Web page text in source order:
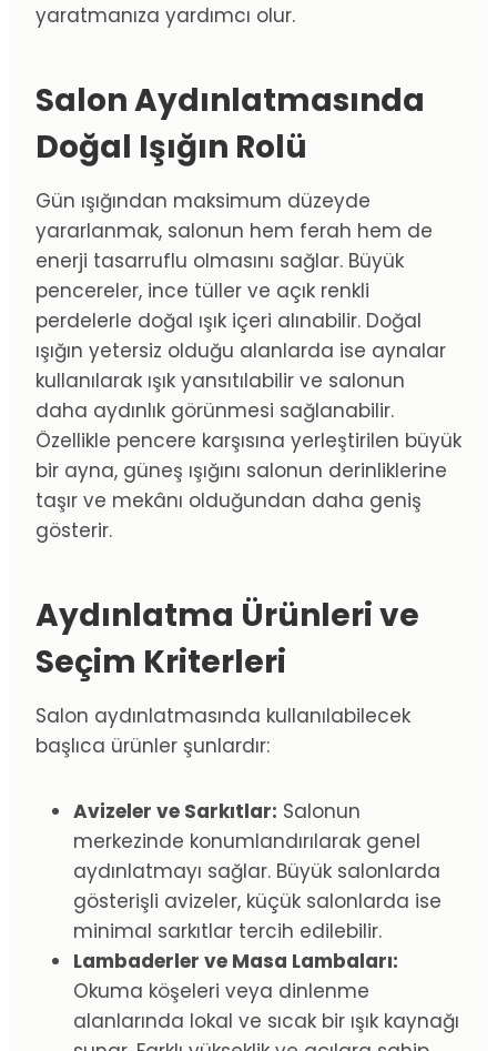
yaratmanıza yardımcı olur.
Salon Aydınlatmasında
Doğal Işığın Rolü
Gün ışığından maksimum düzeyde
yararlanmak, salonun hem ferah hem de
enerji tasarruflu olmasını sağlar. Büyük
pencereler, ince tüller ve açık renkli
perdelerle doğal ışık içeri alınabilir. Doğal
ışığın yetersiz olduğu alanlarda ise aynalar
kullanılarak ışık yansıtılabilir ve salonun
daha aydınlık görünmesi sağlanabilir.
Özellikle pencere karşısına yerleştirilen büyük
bir ayna, güneş ışığını salonun derinliklerine
taşır ve mekânı olduğundan daha geniş
gösterir.
Aydınlatma Ürünleri ve
Seçim Kriterleri
Salon aydınlatmasında kullanılabilecek
başlıca ürünler şunlardır:
Avizeler ve Sarkıtlar: Salonun
merkezinde konumlandırılarak genel
aydınlatmayı sağlar. Büyük salonlarda
gösterişli avizeler, küçük salonlarda ise
minimal sarkıtlar tercih edilebilir.
Lambaderler ve Masa Lambaları:
Okuma köşeleri veya dinlenme
alanlarında lokal ve sıcak bir ışık kaynağı